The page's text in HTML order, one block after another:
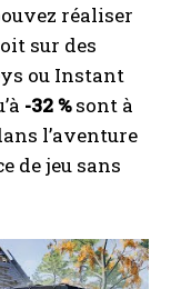
réaliser
sur des
ou Instant
-32 %sont à
l’aventure
de jeu sans